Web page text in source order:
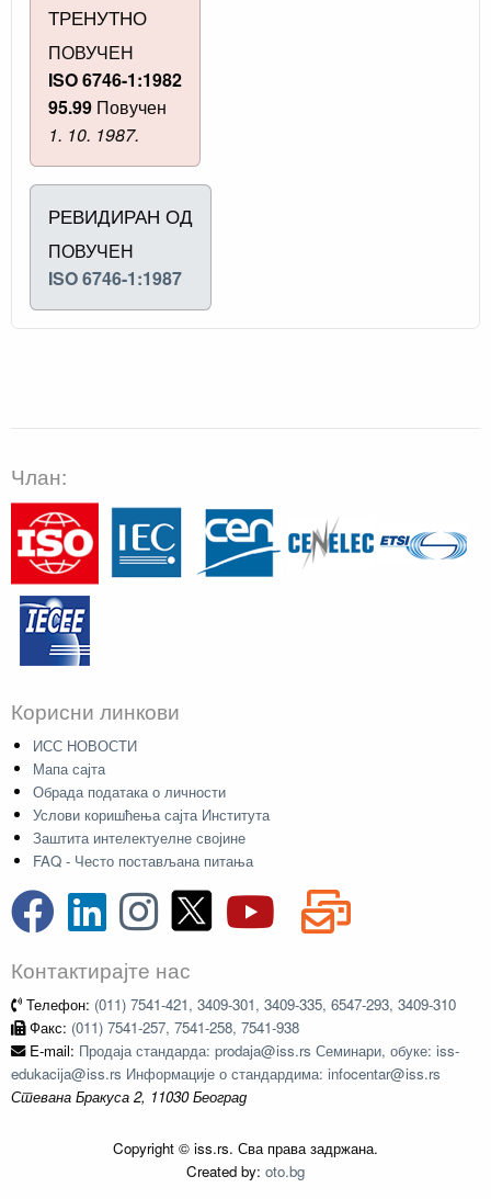
ТРЕНУТНО
ПОВУЧЕН
ISO 6746-1:1982
95.99 Повучен
1. 10. 1987.
РЕВИДИРАН ОД
ПОВУЧЕН
ISO 6746-1:1987
Члан:
Корисни линкови
ИСС НОВОСТИ
Мапа сајта
Обрада података о личности
Услови коришћења сајта Института
Заштита интелектуелне својине
FAQ - Често постављана питања
Контактирајте нас
Телефон: (011) 7541-421, 3409-301, 3409-335, 6547-293, 3409-310
Факс: (011) 7541-257, 7541-258, 7541-938
E-mail: Продаја стандарда: prodaja@iss.rs Семинари, обуке: iss-
edukacija@iss.rs Информације о стандардима: infocentar@iss.rs
Стевана Бракуса 2, 11030 Београд
Copyright © iss.rs. Сва права задржана.
Created by: oto.bg